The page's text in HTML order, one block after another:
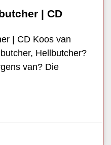
| CD
| CD Koos van
Hellbutcher?
van? Die